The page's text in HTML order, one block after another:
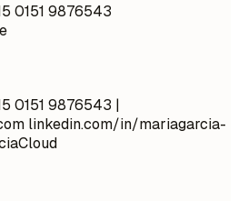
0151 9876543
0151 9876543 |
linkedin.com/in/mariagarcia-